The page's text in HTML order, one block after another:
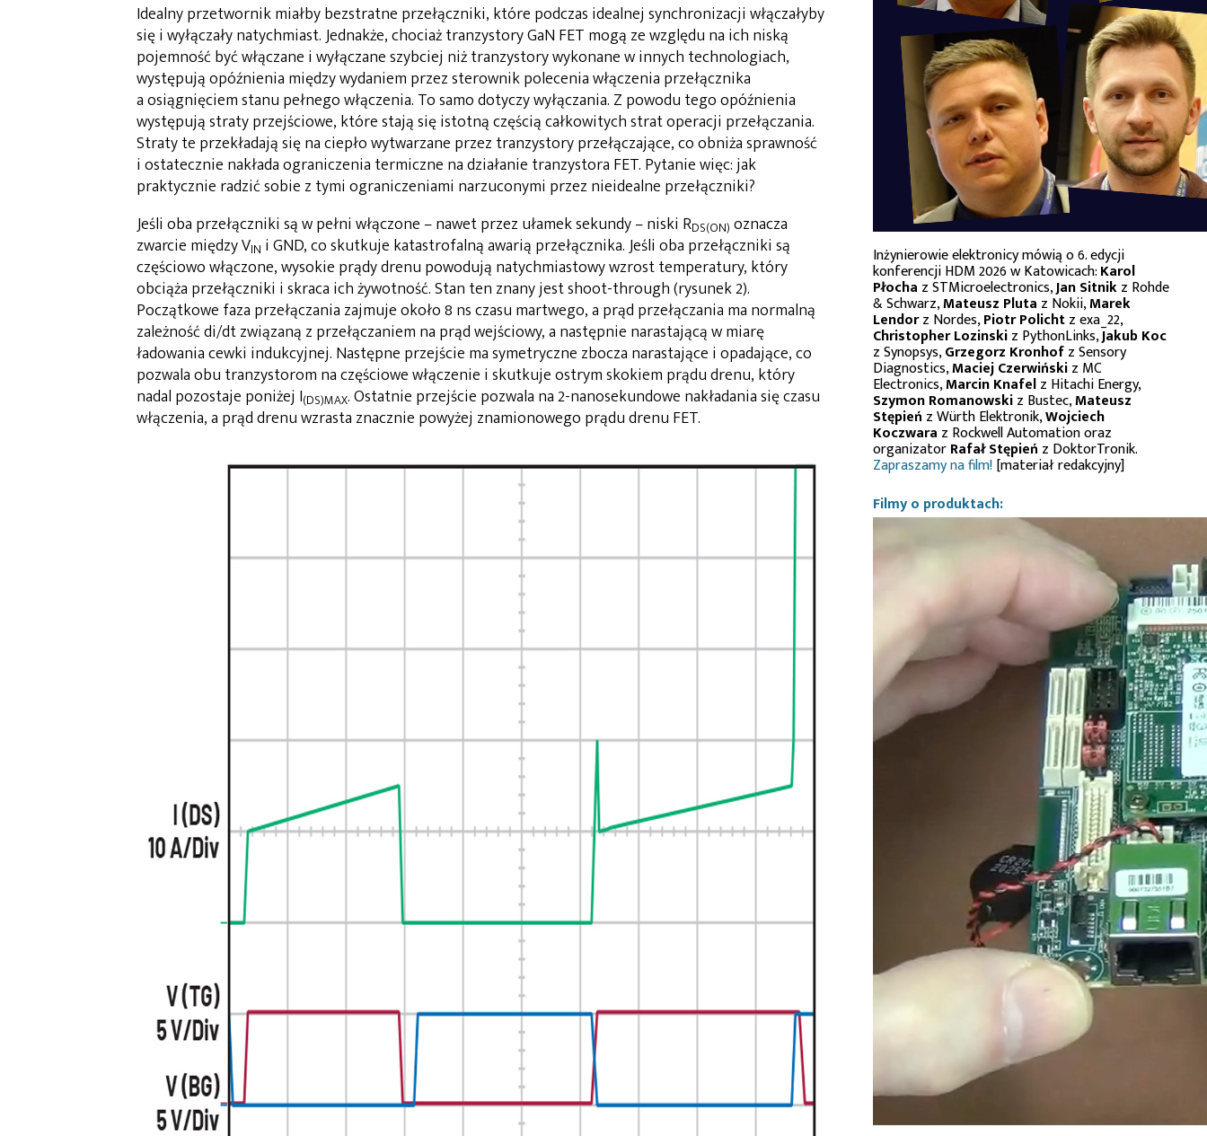
Idealny przetwornik miałby bezstratne przełączniki, które podczas idealnej synchronizacji włączałyby
się i wyłączały natychmiast. Jednakże, chociaż tranzystory GaN FET mogą ze względu na ich niską
pojemność być włączane i wyłączane szybciej niż tranzystory wykonane w innych technologiach,
występują opóźnienia między wydaniem przez sterownik polecenia włączenia przełącznika
a osiągnięciem stanu pełnego włączenia. To samo dotyczy wyłączania. Z powodu tego opóźnienia
występują straty przejściowe, które stają się istotną częścią całkowitych strat operacji przełączania.
Straty te przekładają się na ciepło wytwarzane przez tranzystory przełączające, co obniża sprawność
i ostatecznie nakłada ograniczenia termiczne na działanie tranzystora FET. Pytanie więc: jak
praktycznie radzić sobie z tymi ograniczeniami narzuconymi przez nieidealne przełączniki?
Jeśli oba przełączniki są w pełni włączone – nawet przez ułamek sekundy – niski RDS(ON) oznacza
zwarcie między VIN i GND, co skutkuje katastrofalną awarią przełącznika. Jeśli oba przełączniki są
częściowo włączone, wysokie prądy drenu powodują natychmiastowy wzrost temperatury, który
obciąża przełączniki i skraca ich żywotność. Stan ten znany jest shoot-through (rysunek 2).
Początkowe faza przełączania zajmuje około 8 ns czasu martwego, a prąd przełączania ma normalną
zależność di/dt związaną z przełączaniem na prąd wejściowy, a następnie narastającą w miarę
ładowania cewki indukcyjnej. Następne przejście ma symetryczne zbocza narastające i opadające, co
pozwala obu tranzystorom na częściowe włączenie i skutkuje ostrym skokiem prądu drenu, który
nadal pozostaje poniżej I(DS)MAX. Ostatnie przejście pozwala na 2-nanosekundowe nakładania się czasu
włączenia, a prąd drenu wzrasta znacznie powyżej znamionowego prądu drenu FET.
Inżynierowie elektronicy mówią o 6. edycji
konferencji HDM 2026 w Katowicach:Karol
Płocha z STMicroelectronics,Jan Sitnikz Rohde
& Schwarz,Mateusz Pluta z Nokii,Marek
Lendorz Nordes,Piotr Polichtz exa_22,
Christopher Lozinskiz PythonLinks,Jakub Koc
z Synopsys,Grzegorz Kronhofz Sensory
Diagnostics,Maciej Czerwińskiz MC
Electronics,Marcin Knafelz Hitachi Energy,
Szymon Romanowskiz Bustec,Mateusz
Stępień z Würth Elektronik,Wojciech
Koczwara z Rockwell Automation oraz
organizatorRafał Stępień z DoktorTronik.
Zapraszamy na film![materiał redakcyjny]
Filmy o produktach: